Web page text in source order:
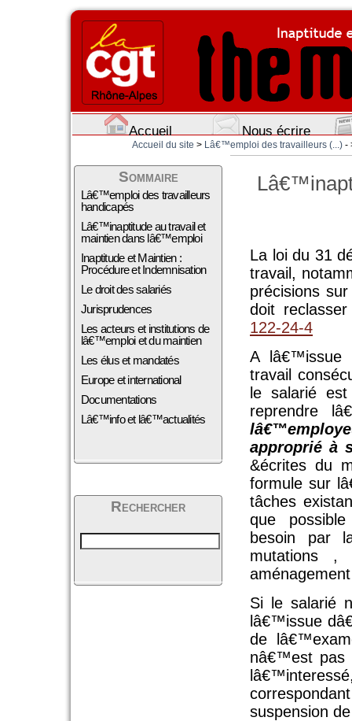
Accueil Nous écrire
Accueil du site > Lâ€™emploi des travailleurs (...) -
Sommaire
Lâ€™emploi des travailleurs
handicapés
Lâ€™inaptitude au travail et
maintien dans lâ€™emploi
Inaptitude et Maintien :
Procédure et Indemnisation
Le droit des salariés
Jurisprudences
Les acteurs et institutions de
lâ€™emploi et du maintien
Les élus et mandatés
Europe et international
Documentations
Lâ€™info et lâ€™actualités
Rechercher
La loi du 31
travail,
précisions
doit
122-24-4
A lâ€™issue
travail
le salarié
reprendre
approprié à
&écrites du
formule sur
tâches
que
besoin par
mutations ,
Si le salarié
lâ€™issue
de
nâ€™est pas
suspension